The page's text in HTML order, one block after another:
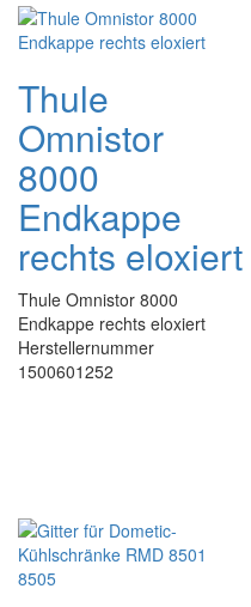
Thule
Omnistor
8000
Endkappe
rechts eloxiert
Thule Omnistor 8000
Endkappe rechts eloxiert
Herstellernummer
1500601252